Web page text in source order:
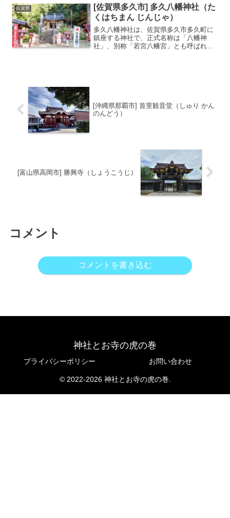
り、有田焼きで作られた鳥居や狛犬、灯
籠などがあること...
佐賀県
[佐賀県多久市] 多久八幡神社（た
くはちまん じんじゃ）
多久八幡神社は、佐賀県多久市多久町に
鎮座する神社で、正式名称は「八幡神
社」、別称「若宮八幡宮」とも呼ばれて
[沖縄県那覇市] 首里観音堂（しゅり かん
のんどう）
[富山県高岡市] 勝興寺（しょうこうじ）
コメント
コメントを書き込む
神社とお寺の虎の巻
プライバシーポリシー お問い合わせ
© 2022-2026 神社とお寺の虎の巻.